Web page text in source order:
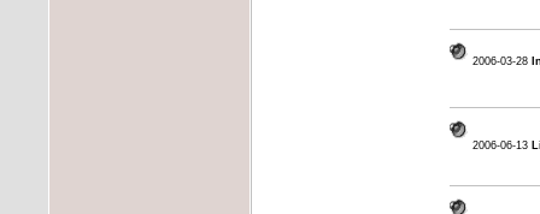
2006-03-28
2006-06-13